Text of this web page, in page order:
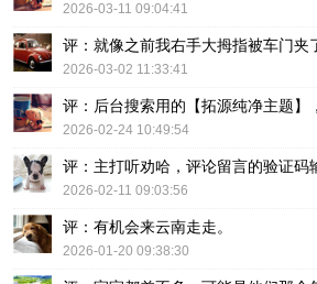
2026-03-11 09:04:41
评：就像之前我右手大拇指被车门
2026-03-02 11:33:41
评：后台搜索用的【拓源纯净主题】
2026-02-24 10:49:54
评：主打听劝哈，评论留言的验证码
2026-02-11 09:03:56
评：有机会来云南走走。
2026-01-20 09:38:30